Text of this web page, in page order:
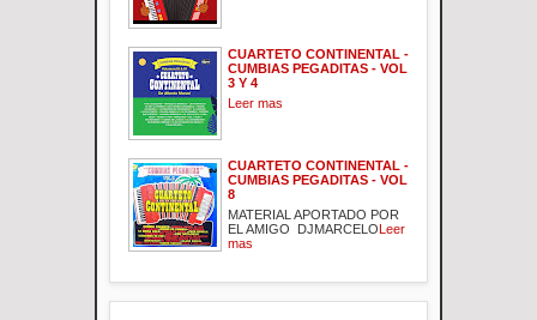
CUARTETO CONTINENTAL -
CUMBIAS PEGADITAS - VOL
3 Y 4
Leer mas
CUARTETO CONTINENTAL -
CUMBIAS PEGADITAS - VOL
8
MATERIAL APORTADO POR
EL AMIGO DJMARCELOLeer
mas